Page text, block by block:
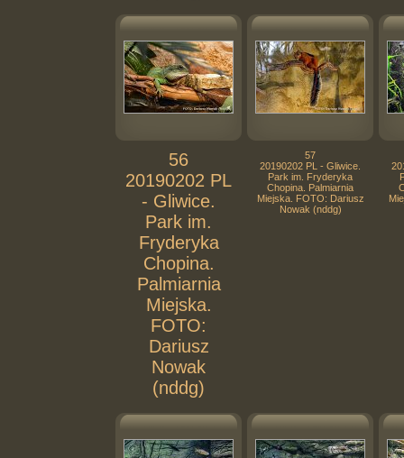
56
20190202 PL
- Gliwice.
Park im.
Fryderyka
Chopina.
Palmiarnia
Miejska.
FOTO:
Dariusz
Nowak
(nddg)
57
20190202 PL - Gliwice.
Park im. Fryderyka
Chopina. Palmiarnia
Miejska. FOTO: Dariusz
Nowak (nddg)